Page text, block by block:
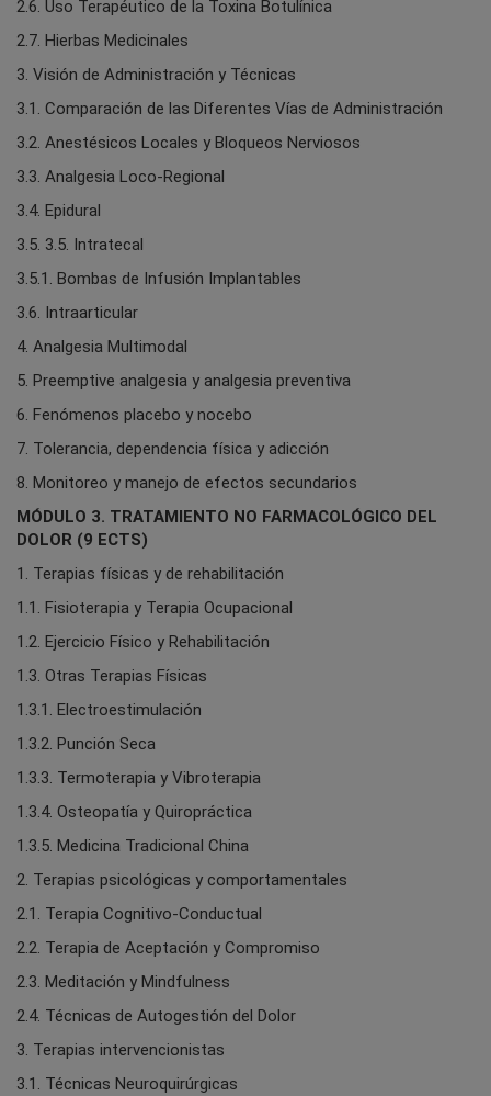
2.6. Uso Terapéutico de la Toxina Botulínica
2.7. Hierbas Medicinales
3. Visión de Administración y Técnicas
3.1. Comparación de las Diferentes Vías de Administración
3.2. Anestésicos Locales y Bloqueos Nerviosos
3.3. Analgesia Loco-Regional
3.4. Epidural
3.5. 3.5. Intratecal
3.5.1. Bombas de Infusión Implantables
3.6. Intraarticular
4. Analgesia Multimodal
5. Preemptive analgesia y analgesia preventiva
6. Fenómenos placebo y nocebo
7. Tolerancia, dependencia física y adicción
8. Monitoreo y manejo de efectos secundarios
MÓDULO 3. TRATAMIENTO NO FARMACOLÓGICO DEL
DOLOR (9 ECTS)
1. Terapias físicas y de rehabilitación
1.1. Fisioterapia y Terapia Ocupacional
1.2. Ejercicio Físico y Rehabilitación
1.3. Otras Terapias Físicas
1.3.1. Electroestimulación
1.3.2. Punción Seca
1.3.3. Termoterapia y Vibroterapia
1.3.4. Osteopatía y Quiropráctica
1.3.5. Medicina Tradicional China
2. Terapias psicológicas y comportamentales
2.1. Terapia Cognitivo-Conductual
2.2. Terapia de Aceptación y Compromiso
2.3. Meditación y Mindfulness
2.4. Técnicas de Autogestión del Dolor
3. Terapias intervencionistas
3.1. Técnicas Neuroquirúrgicas